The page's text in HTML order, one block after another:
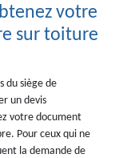
votre
sur toiture
du siège de
un devis
votre document
Pour ceux qui ne
la demande de